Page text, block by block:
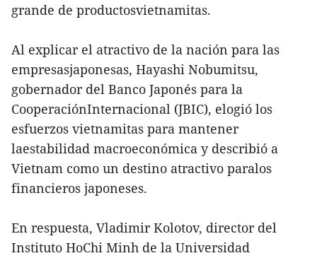
grande de productosvietnamitas.
Al explicar el atractivo de la nación para las
empresasjaponesas, Hayashi Nobumitsu,
gobernador del Banco Japonés para la
CooperaciónInternacional (JBIC), elogió los
esfuerzos vietnamitas para mantener
laestabilidad macroeconómica y describió a
Vietnam como un destino atractivo paralos
financieros japoneses.
En respuesta, Vladimir Kolotov, director del
Instituto HoChi Minh de la Universidad